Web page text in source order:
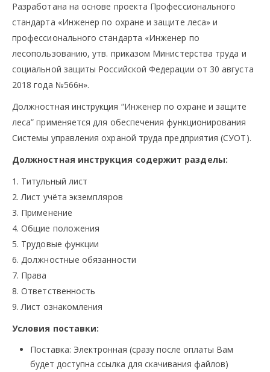
Разработана на основе проекта Профессионального
стандарта «Инженер по охране и защите леса» и
профессионального стандарта «Инженер по
лесопользованию, утв. приказом Министерства труда и
социальной защиты Российской Федерации от 30 августа
2018 года №566н».
Должностная инструкция “Инженер по охране и защите
леса” применяется для обеспечения функционирования
Системы управления охраной труда предприятия (СУОТ).
Должностная инструкция содержит разделы:
1. Титульный лист
2. Лист учёта экземпляров
3. Применение
4. Общие положения
5. Трудовые функции
6. Должностные обязанности
7. Права
8. Ответственность
9. Лист ознакомления
Условия поставки:
Поставка: Электронная (сразу после оплаты Вам
будет доступна ссылка для скачивания файлов)